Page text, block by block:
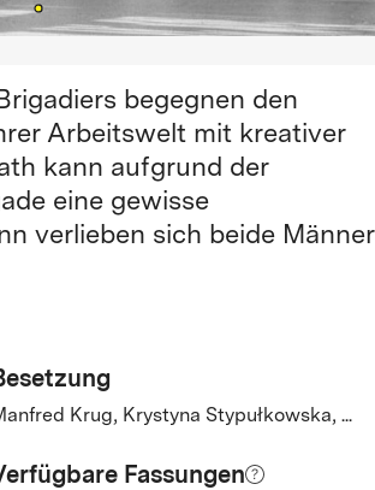
begegnen den
Arbeitswelt mit kreativer
kann aufgrund der
eine gewisse
verlieben sich beide Männer
Krug, Krystyna Stypułkowska, ...
Fassungen